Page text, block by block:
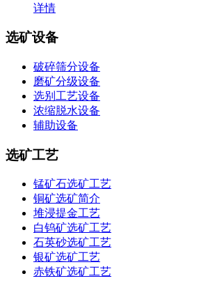
详情
选矿设备
破碎筛分设备
磨矿分级设备
选别工艺设备
浓缩脱水设备
辅助设备
选矿工艺
锰矿石选矿工艺
铜矿选矿简介
堆浸提金工艺
白钨矿选矿工艺
石英砂选矿工艺
银矿选矿工艺
赤铁矿选矿工艺